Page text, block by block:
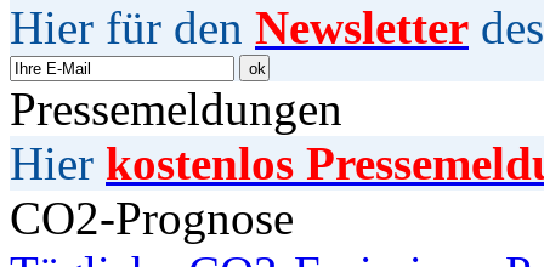
Hier für den Newsletter
Pressemeldungen
Hier kostenlos
CO2-Prognose